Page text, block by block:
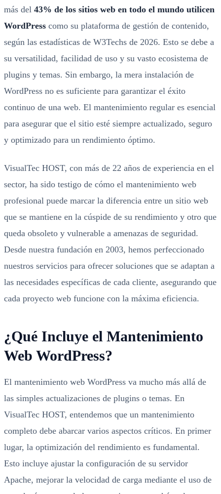
más del 43% de los sitios web en todo el mundo utilicen
WordPress como su plataforma de gestión de contenido,
según las estadísticas de W3Techs de 2026. Esto se debe a
su versatilidad, facilidad de uso y su vasto ecosistema de
plugins y temas. Sin embargo, la mera instalación de
WordPress no es suficiente para garantizar el éxito
continuo de una web. El mantenimiento regular es esencial
para asegurar que el sitio esté siempre actualizado, seguro
y optimizado para un rendimiento óptimo.
VisualTec HOST, con más de 22 años de experiencia en el
sector, ha sido testigo de cómo el mantenimiento web
profesional puede marcar la diferencia entre un sitio web
que se mantiene en la cúspide de su rendimiento y otro que
queda obsoleto y vulnerable a amenazas de seguridad.
Desde nuestra fundación en 2003, hemos perfeccionado
nuestros servicios para ofrecer soluciones que se adaptan a
las necesidades específicas de cada cliente, asegurando que
cada proyecto web funcione con la máxima eficiencia.
¿Qué Incluye el Mantenimiento
Web WordPress?
El mantenimiento web WordPress va mucho más allá de
las simples actualizaciones de plugins o temas. En
VisualTec HOST, entendemos que un mantenimiento
completo debe abarcar varios aspectos críticos. En primer
lugar, la optimización del rendimiento es fundamental.
Esto incluye ajustar la configuración de su servidor
Apache, mejorar la velocidad de carga mediante el uso de